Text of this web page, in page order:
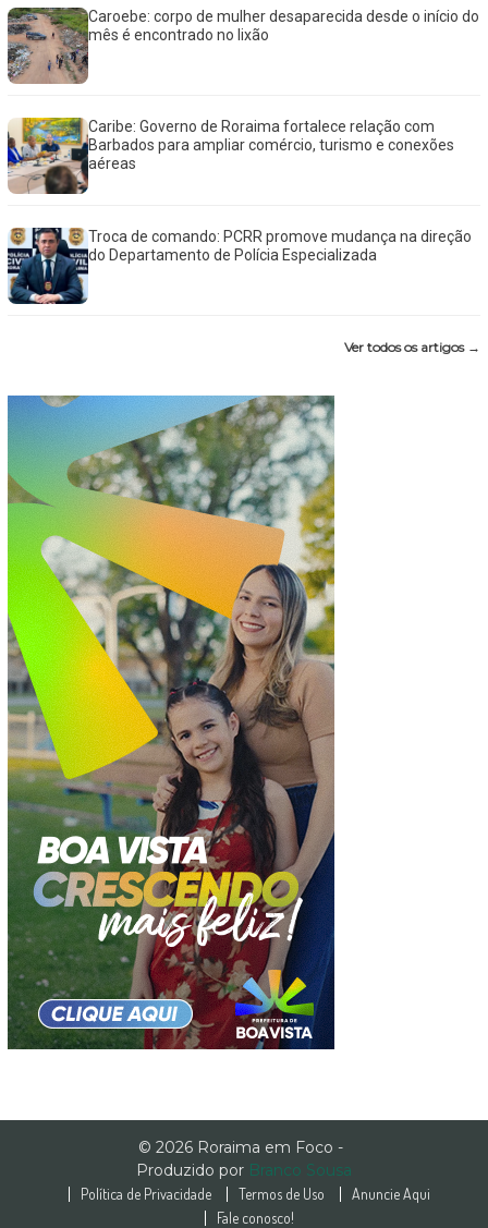
Caroebe: corpo de mulher desaparecida desde o início do
mês é encontrado no lixão
Caribe: Governo de Roraima fortalece relação com
Barbados para ampliar comércio, turismo e conexões
aéreas
Troca de comando: PCRR promove mudança na direção
do Departamento de Polícia Especializada
Ver todos os artigos →
© 2026 Roraima em Foco -
Produzido por Branco Sousa
Política de Privacidade Termos de Uso
Anuncie Aqui
Fale conosco!